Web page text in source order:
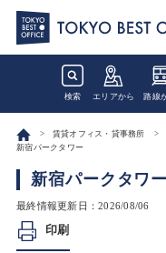
検索 エリアから 路線
賃貸オフィス・貸事務所
新宿パークタワー
新宿パークタワ
最終情報更新日：2026/08/06
印刷